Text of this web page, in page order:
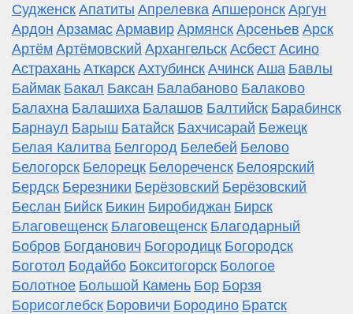
Судженск Апатиты Апрелевка Апшеронск Аргун
Ардон Арзамас Армавир Армянск Арсеньев Арск
Артём Артёмовский Архангельск Асбест Асино
Астрахань Аткарск Ахтубинск Ачинск Аша Бавлы
Баймак Бакал Баксан Балабаново Балаково
Балахна Балашиха Балашов Балтийск Барабинск
Барнаул Барыш Батайск Бахчисарай Бежецк
Белая Калитва Белгород Белебей Белово
Белогорск Белорецк Белореченск Белоярский
Бердск Березники Берёзовский Берёзовский
Беслан Бийск Бикин Биробиджан Бирск
Благовещенск Благовещенск Благодарный
Бобров Богданович Богородицк Богородск
Боготол Бодайбо Бокситогорск Бологое
Болотное Большой Камень Бор Борзя
Борисоглебск Боровичи Бородино Братск